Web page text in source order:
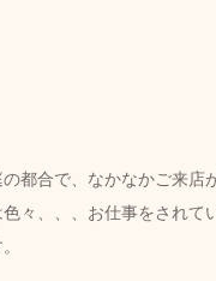
都合で、なかなかご来店
々、、、お仕事をされて